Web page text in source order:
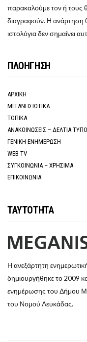
παρακαλούμε τον ή τους
διαγραφούν. Η ανάρτηση
ιστολόγια δεν σημαίνει
ΠΛΟΗΓΗΣΗ
ΑΡΧΙΚΗ
ΜΕΓΑΝΗΣΙΩΤΙΚΑ
ΤΟΠΙΚΑ
ΑΝΑΚΟΙΝΩΣΕΙΣ – ΔΕΛΤΙΑ
ΓΕΝΙΚΗ ΕΝΗΜΕΡΩΣΗ
WEB TV
ΣΥΓΚΟΙΝΩΝΙΑ – ΧΡΗΣΙΜΑ
ΕΠΙΚΟΙΝΩΝΙΑ
ΤΑΥΤΟΤΗΤΑ
Η ανεξάρτητη
δημιουργήθηκε το 2009
ενημέρωσης του Δήμου
του Νομού Λευκάδας.